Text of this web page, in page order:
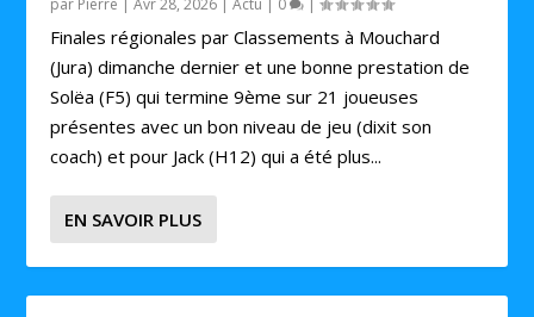
par Pierre |Avr 28, 2026 |Actu 0 |
Finales régionales par Classements à Mouchard
(Jura) dimanche dernier et une bonne prestation de
Solëa (F5) qui termine 9ème sur 21 joueuses
présentes avec un bon niveau de jeu (dixit son
coach) et pour Jack (H12) qui a été plus...
EN SAVOIR PLUS